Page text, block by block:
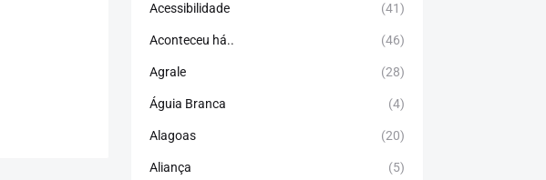
Acessibilidade (41)
Aconteceu há.. (46)
Agrale (28)
Águia Branca (4)
Alagoas (20)
Aliança (5)